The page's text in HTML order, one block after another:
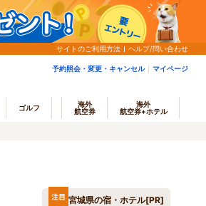
サイトのご利用方法 ヘルプ/問い合わせ
予約照会・変更・キャンセル マイページ
ゴルフ
海外
航空券
海外
航空券+ホテル
宮城県の宿・ホテル[PR]